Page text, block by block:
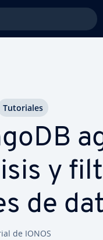
y
de
de IONOS
Tu­to­ria­les